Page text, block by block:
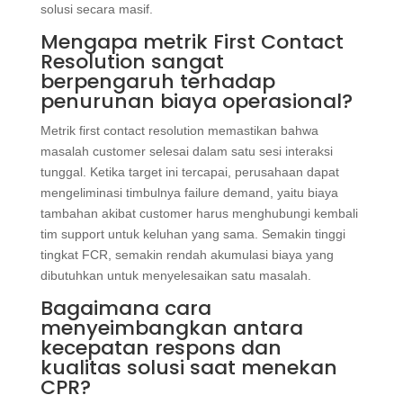
solusi secara masif.
Mengapa metrik First Contact
Resolution sangat
berpengaruh terhadap
penurunan biaya operasional?
Metrik first contact resolution memastikan bahwa
masalah customer selesai dalam satu sesi interaksi
tunggal. Ketika target ini tercapai, perusahaan dapat
mengeliminasi timbulnya failure demand, yaitu biaya
tambahan akibat customer harus menghubungi kembali
tim support untuk keluhan yang sama. Semakin tinggi
tingkat FCR, semakin rendah akumulasi biaya yang
dibutuhkan untuk menyelesaikan satu masalah.
Bagaimana cara
menyeimbangkan antara
kecepatan respons dan
kualitas solusi saat menekan
CPR?